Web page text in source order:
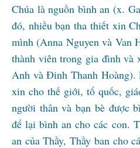
Chúa là nguồn bình an (x.
đó, nhiều bạn tha thiết xin
mình (Anna Nguyen và Van
thành viên trong gia đình
Anh và Đinh Thanh Hoàng).
xin cho thế giới, tổ quốc,
người thân và bạn bè được
để lại bình an cho các con.
an của Thầy, Thầy ban cho